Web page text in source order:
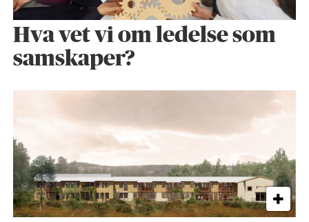
Hva vet vi om ledelse som
samskaper?